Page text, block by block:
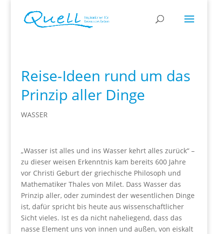
Reise-Ideen rund um das
Prinzip aller Dinge
WASSER
„Wasser ist alles und ins Wasser kehrt alles zurück“ –
zu dieser weisen Erkenntnis kam bereits 600 Jahre
vor Christi Geburt der griechische Philosoph und
Mathematiker Thales von Milet. Dass Wasser das
Prinzip aller, oder zumindest der wesentlichen Dinge
ist, dafür spricht bis heute aus wissenschaftlicher
Sicht vieles. Ist es da nicht naheliegend, dass das
nasse Element uns von innen und außen, von eiskalt